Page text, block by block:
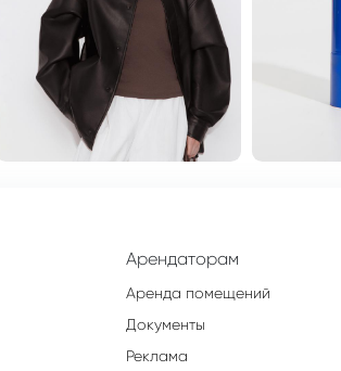
Арендаторам
Аренда помещений
Документы
Реклама